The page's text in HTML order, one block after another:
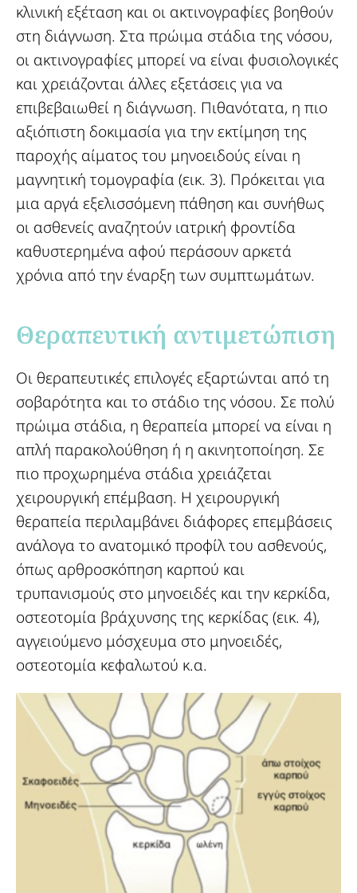
κλινική εξέταση και οι ακτινογραφίες βοηθούν
στη διάγνωση. Στα πρώιμα στάδια της νόσου,
οι ακτινογραφίες μπορεί να είναι φυσιολογικές
και χρειάζονται άλλες εξετάσεις για να
επιβεβαιωθεί η διάγνωση. Πιθανότατα, η πιο
αξιόπιστη δοκιμασία για την εκτίμηση της
παροχής αίματος του μηνοειδούς είναι η
μαγνητική τομογραφία (εικ. 3). Πρόκειται για
μια αργά εξελισσόμενη πάθηση και συνήθως
οι ασθενείς αναζητούν ιατρική φροντίδα
καθυστερημένα αφού περάσουν αρκετά
χρόνια από την έναρξη των συμπτωμάτων.
Θεραπευτική αντιμετώπιση​
Οι θεραπευτικές επιλογές εξαρτώνται από τη
σοβαρότητα και το στάδιο της νόσου. Σε πολύ
πρώιμα στάδια, η θεραπεία μπορεί να είναι η
απλή παρακολούθηση ή η ακινητοποίηση. Σε
πιο προχωρημένα στάδια χρειάζεται
χειρουργική επέμβαση. Η χειρουργική
θεραπεία περιλαμβάνει διάφορες επεμβάσεις
ανάλογα το ανατομικό προφίλ του ασθενούς,
όπως αρθροσκόπηση καρπού και
τρυπανισμούς στο μηνοειδές και την κερκίδα,
οστεοτομία βράχυνσης της κερκίδας (εικ. 4),
αγγειούμενο μόσχευμα στο μηνοειδές,
οστεοτομία κεφαλωτού κ.α.